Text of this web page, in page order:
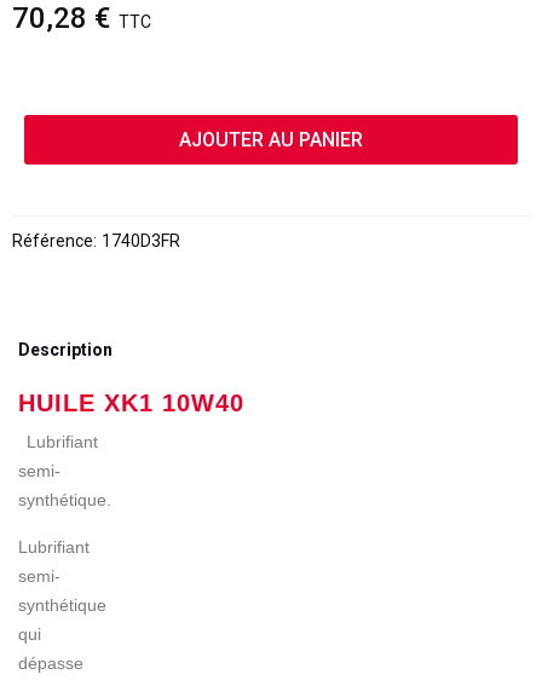
70,28 € TTC
AJOUTER AU PANIER
Référence: 1740D3FR
Description
HUILE XK1 10W40
Lubrifiant
semi-
synthétique.
Lubrifiant
semi-
synthétique
qui
dépasse